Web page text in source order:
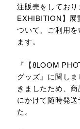
注販売をしてお
EXHIBITION】展
ついて、ご利用
ます。
『【8LOOM
グッズ』に関し
きましたため、
にかけて随時発
た。